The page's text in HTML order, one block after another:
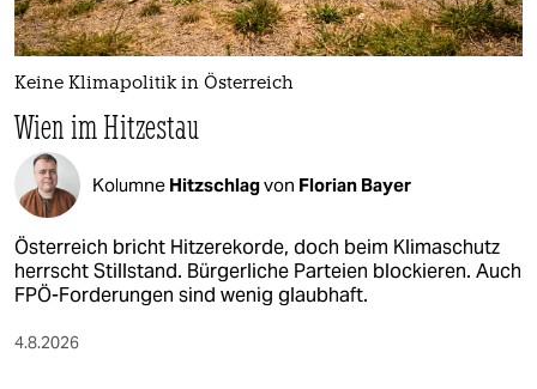
Keine Klimapolitik in Österreich
Wien im Hitzestau
Kolumne Hitzschlagvon Florian Bayer
Österreich bricht Hitzerekorde, doch beim Klimaschutz
herrscht Stillstand. Bürgerliche Parteien blockieren. Auch
FPÖ-Forderungen sind wenig glaubhaft.
4.8.2026